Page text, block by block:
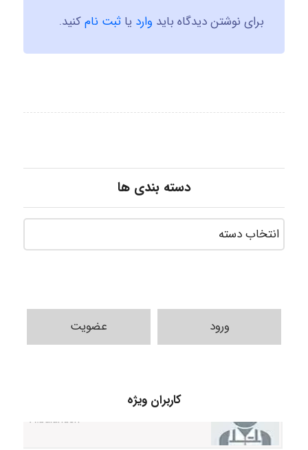
برای نوشتن دیدگاه باید وارد یا ثبت نامکنید.
دسته بندی ها
ورود عضویت
کاربران ویژه